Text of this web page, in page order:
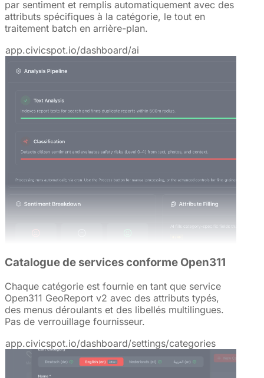
par sentiment et remplis automatiquement avec des
attributs spécifiques à la catégorie, le tout en
traitement batch en arrière-plan.
app.civicspot.io/dashboard/ai
Catalogue de services conforme Open311
Chaque catégorie est fournie en tant que service
Open311 GeoReport v2 avec des attributs typés,
des menus déroulants et des libellés multilingues.
Pas de verrouillage fournisseur.
app.civicspot.io/dashboard/settings/categories